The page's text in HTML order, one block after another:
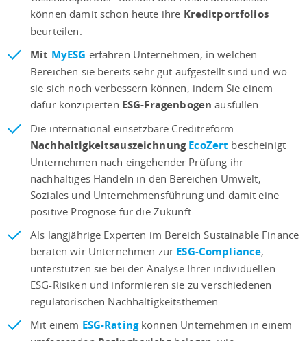
können damit schon heute ihre Kreditportfolios
beurteilen.
Mit MyESG erfahren Unternehmen, in welchen
Bereichen sie bereits sehr gut aufgestellt sind und wo
sie sich noch verbessern können, indem Sie einem
dafür konzipierten ESG-Fragenbogen ausfüllen.
Die international einsetzbare Creditreform
NachhaltigkeitsauszeichnungEcoZert bescheinigt
Unternehmen nach eingehender Prüfung ihr
nachhaltiges Handeln in den Bereichen Umwelt,
Soziales und Unternehmensführung und damit eine
positive Prognose für die Zukunft.
Als langjährige Experten im Bereich Sustainable Finance
beraten wir Unternehmen zur ESG-Compliance,
unterstützen sie bei der Analyse Ihrer individuellen
ESG-Risiken und informieren sie zu verschiedenen
regulatorischen Nachhaltigkeitsthemen.
Mit einem ESG-Ratingkönnen Unternehmen in einem